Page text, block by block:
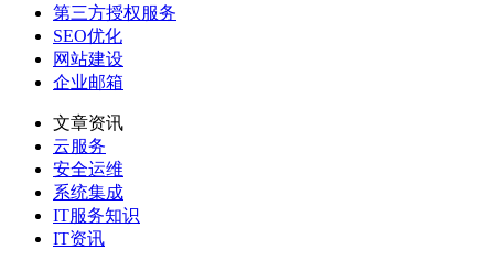
第三方授权服务
SEO优化
网站建设
企业邮箱
文章资讯
云服务
安全运维
系统集成
IT服务知识
IT资讯